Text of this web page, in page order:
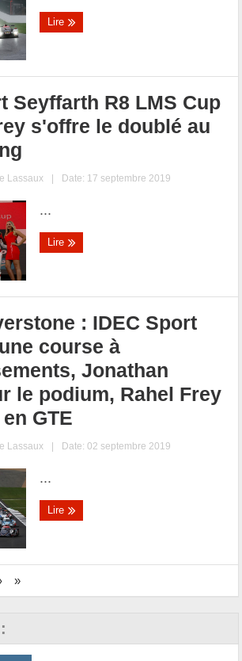
Lire
Seyffarth R8 LMS Cup
s'offre le doublé au
Lassaux | Date: 17 septembre 2019
...
Lire
: IDEC Sport
course à
Jonathan
le podium, Rahel Frey
GTE
Lassaux | Date: 02 septembre 2019
...
Lire
»